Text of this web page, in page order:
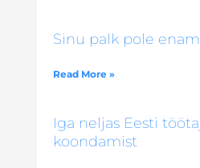
Sinu palk pole
Read More »
Iga neljas Eesti
koondamist